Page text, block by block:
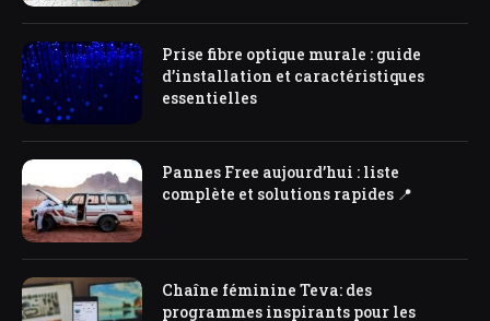
Prise fibre optique murale : guide
d’installation et caractéristiques
essentielles
Pannes Free aujourd’hui : liste
complète et solutions rapides 📍
Chaîne féminine Teva: des
programmes inspirants pour les